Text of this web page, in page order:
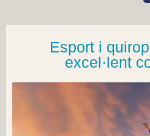
Esport i
excel·lent